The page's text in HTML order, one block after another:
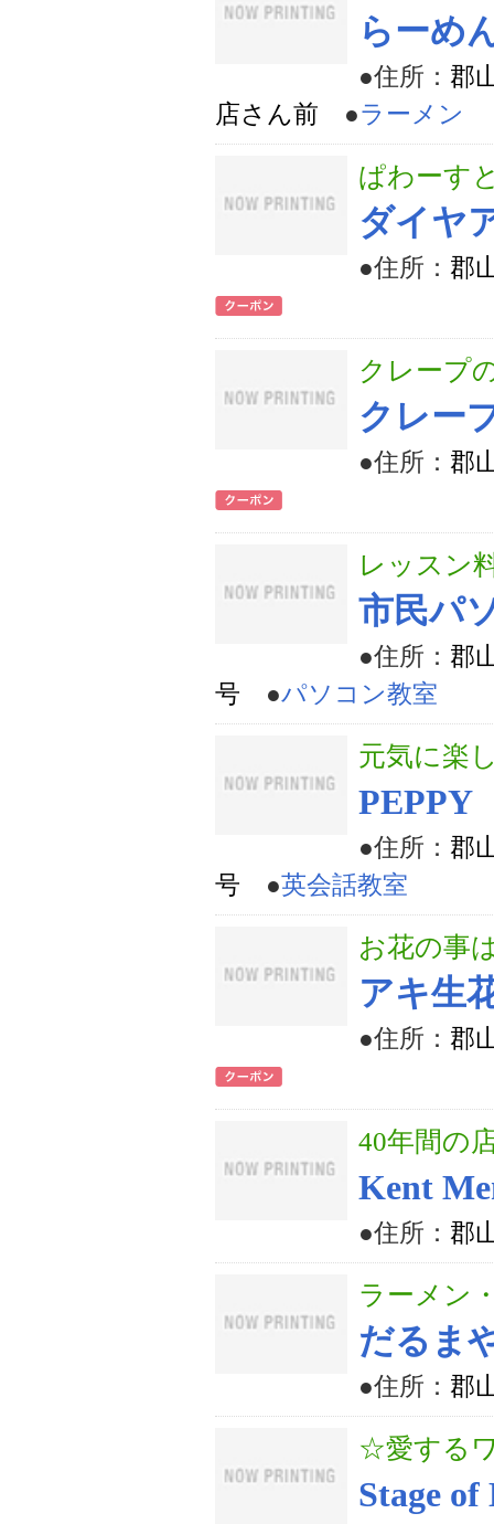
らーめ
●住所： 郡
店さん前 ●ラーメン
ぱわーす
ダイヤ
●住所： 郡
クレープ
クレー
●住所： 郡
レッスン
市民パ
●住所： 郡
号 ●パソコン教室
元気に楽
●住所： 郡
号 ●英会話教室
お花の事
アキ生
●住所： 郡
40年間の
Kent
●住所： 郡
ラーメン
だるま
●住所： 郡
☆愛する
Stage of